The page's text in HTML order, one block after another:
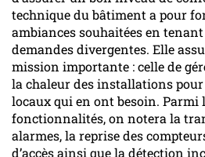
technique du bâtiment a pour
ambiances souhaitées en tenant
demandes divergentes. Elle
mission importante : celle de
la chaleur des installations
locaux qui en ont besoin. Parmi
fonctionnalités, on notera la
alarmes, la reprise des
d’accès ainsi que la détection